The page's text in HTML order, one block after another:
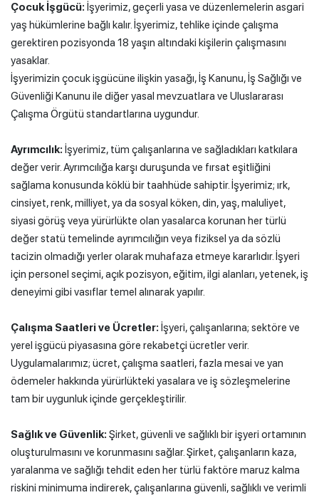
Çocuk İşgücü: İşyerimiz, geçerli yasa ve düzenlemelerin asgari
yaş hükümlerine bağlı kalır. İşyerimiz, tehlike içinde çalışma
gerektiren pozisyonda 18 yaşın altındaki kişilerin çalışmasını
yasaklar.
İşyerimizin çocuk işgücüne ilişkin yasağı, İş Kanunu, İş Sağlığı ve
Güvenliği Kanunu ile diğer yasal mevzuatlara ve Uluslararası
Çalışma Örgütü standartlarına uygundur.
Ayrımcılık: İşyerimiz, tüm çalışanlarına ve sağladıkları katkılara
değer verir. Ayrımcılığa karşı duruşunda ve fırsat eşitliğini
sağlama konusunda köklü bir taahhüde sahiptir. İşyerimiz; ırk,
cinsiyet, renk, milliyet, ya da sosyal köken, din, yaş, maluliyet,
siyasi görüş veya yürürlükte olan yasalarca korunan her türlü
değer statü temelinde ayrımcılığın veya fiziksel ya da sözlü
tacizin olmadığı yerler olarak muhafaza etmeye kararlıdır. İşyeri
için personel seçimi, açık pozisyon, eğitim, ilgi alanları, yetenek, iş
deneyimi gibi vasıflar temel alınarak yapılır.
Çalışma Saatleri ve Ücretler: İşyeri, çalışanlarına; sektöre ve
yerel işgücü piyasasına göre rekabetçi ücretler verir.
Uygulamalarımız; ücret, çalışma saatleri, fazla mesai ve yan
ödemeler hakkında yürürlükteki yasalara ve iş sözleşmelerine
tam bir uygunluk içinde gerçekleştirilir.
Sağlık ve Güvenlik: Şirket, güvenli ve sağlıklı bir işyeri ortamının
oluşturulmasını ve korunmasını sağlar. Şirket, çalışanların kaza,
yaralanma ve sağlığı tehdit eden her türlü faktöre maruz kalma
riskini minimuma indirerek, çalışanlarına güvenli, sağlıklı ve verimli